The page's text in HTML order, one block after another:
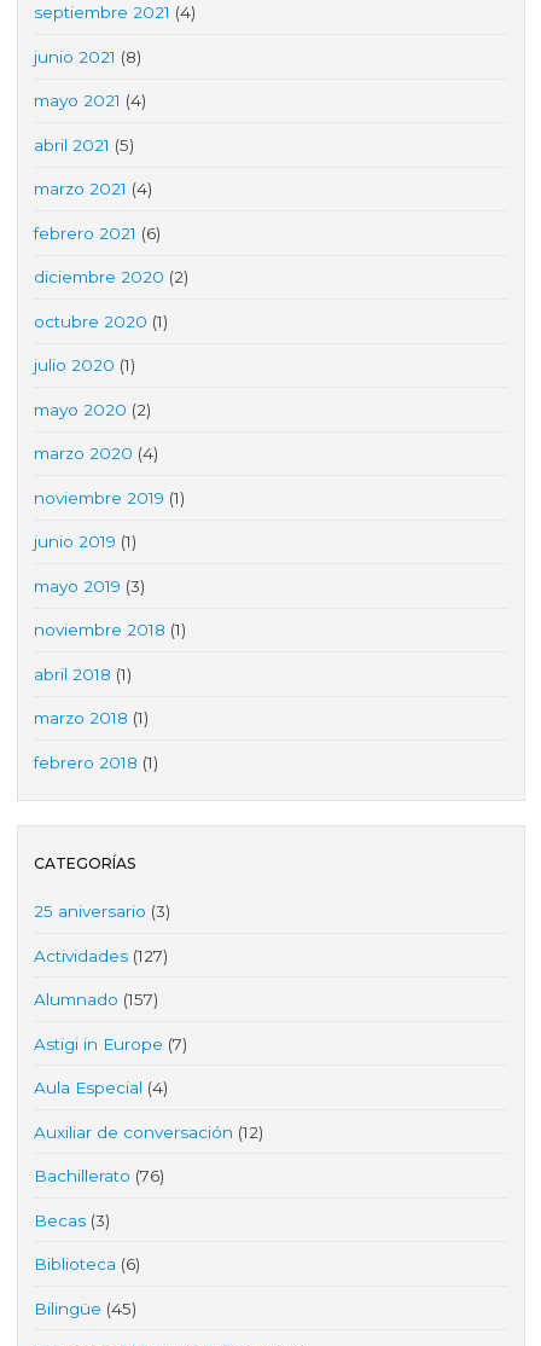
septiembre 2021 (4)
junio 2021 (8)
mayo 2021 (4)
abril 2021 (5)
marzo 2021 (4)
febrero 2021 (6)
diciembre 2020 (2)
octubre 2020 (1)
julio 2020 (1)
mayo 2020 (2)
marzo 2020 (4)
noviembre 2019 (1)
junio 2019 (1)
mayo 2019 (3)
noviembre 2018 (1)
abril 2018 (1)
marzo 2018 (1)
febrero 2018 (1)
CATEGORÍAS
25 aniversario (3)
Actividades (127)
Alumnado (157)
Astigi in Europe (7)
Aula Especial (4)
Auxiliar de conversación (12)
Bachillerato (76)
Becas (3)
Biblioteca (6)
Bilingüe (45)